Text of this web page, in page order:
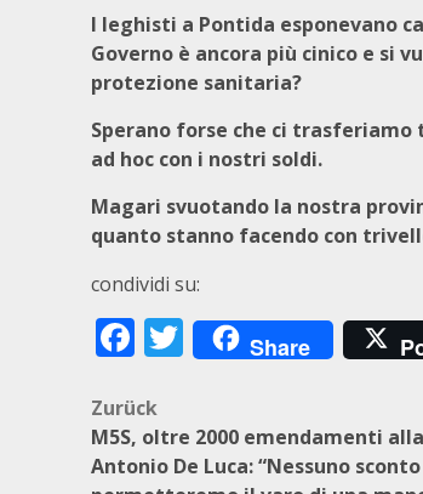
I leghisti a Pontida esponevano
Governo è ancora più cinico e si
protezione sanitaria?
Sperano forse che ci
ad hoc con i nostri soldi.
Magari svuotando la nostra
quanto stanno facendo con
condividi su:
Facebook
Twitter
Share
Beitragsnavigation
Zurück
M5S, oltre 2000 emendamenti
Antonio De Luca: “Nessuno